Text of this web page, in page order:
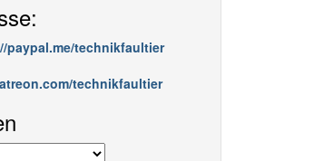
paypal.me/technikfaultier
technikfaultier